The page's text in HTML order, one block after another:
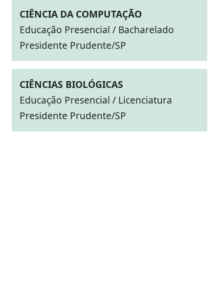
CIÊNCIA DA COMPUTAÇÃO
Educação Presencial / Bacharelado
Presidente Prudente/SP
CIÊNCIAS BIOLÓGICAS
Educação Presencial / Licenciatura
Presidente Prudente/SP